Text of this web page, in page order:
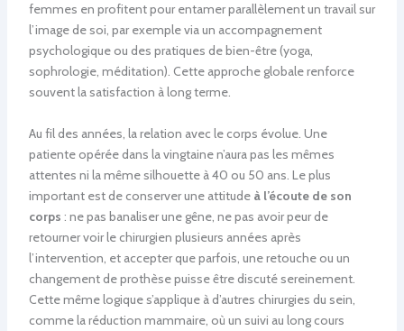
femmes en profitent pour entamer parallèlement un travail sur
l’image de soi, par exemple via un accompagnement
psychologique ou des pratiques de bien-être (yoga,
sophrologie, méditation). Cette approche globale renforce
souvent la satisfaction à long terme.
Au fil des années, la relation avec le corps évolue. Une
patiente opérée dans la vingtaine n’aura pas les mêmes
attentes ni la même silhouette à 40 ou 50 ans. Le plus
important est de conserver une attitude à l’écoute de son
corps : ne pas banaliser une gêne, ne pas avoir peur de
retourner voir le chirurgien plusieurs années après
l’intervention, et accepter que parfois, une retouche ou un
changement de prothèse puisse être discuté sereinement.
Cette même logique s’applique à d’autres chirurgies du sein,
comme la réduction mammaire, où un suivi au long cours